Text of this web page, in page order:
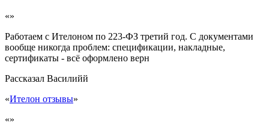
«»
Работаем с Ителоном по 223-ФЗ третий год. С документами
вообще никогда проблем: спецификации, накладные,
сертификаты - всё оформлено верн
Рассказал Василийй
«Ителон отзывы»
«»